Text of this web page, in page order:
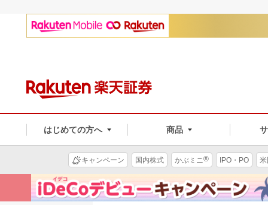
はじめての方へ 商品
キャンペーン 国内株式 かぶミニ® IPO・PO